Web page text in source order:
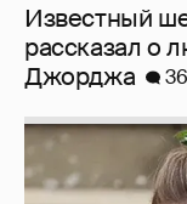
Известный
рассказал о
Джорджа
36